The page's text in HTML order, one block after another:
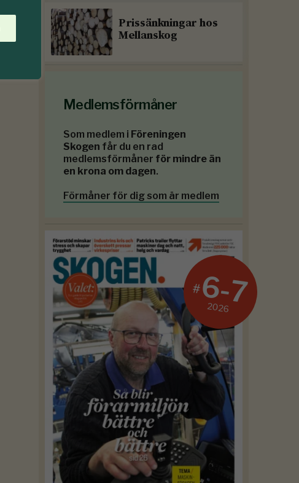
Prissänkningar hos
Mellanskog
Medlemsförmåner
Som medlem i Föreningen
Skogen får du en rad
medlemsförmåner för mindre än
en krona om dagen.
Förmåner för dig som är medlem
#6-7
2026